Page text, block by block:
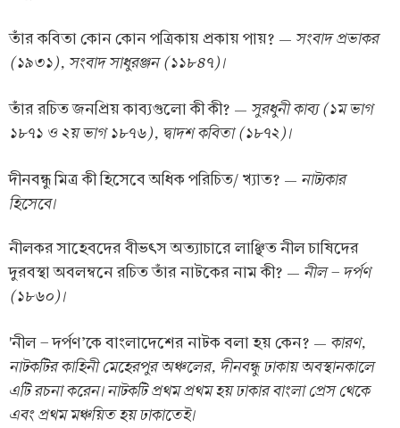
তাঁর কবিতা কোন কোন পত্রিকায় প্রকায় পায়? — সংবাদ প্রভাকর
(১৯৩১), সংবাদ সাধুরঞ্জন (১১৮৪৭)।
তাঁর রচিত জনপ্রিয় কাব্যগুলো কী কী? — সুরধুনী কাব্য (১ম ভাগ
১৮৭১ ও ২য় ভাগ ১৮৭৬), দ্বাদশ কবিতা (১৮৭২)।
দীনবন্ধু মিত্র কী হিসেবে অধিক পরিচিত/ খ্যাত? — নাট্যকার
হিসেবে।
নীলকর সাহেবদের বীভৎস অত্যাচারে লাঞ্ছিত নীল চাষিদের
দুরবস্থা অবলম্বনে রচিত তাঁর নাটকের নাম কী? — নীল - দর্পণ
(১৮৬০)।
'নীল - দর্পণ'কে বাংলাদেশের নাটক বলা হয় কেন? — কারণ,
নাটকটির কাহিনী মেহেরপুর অঞ্চলের, দীনবন্ধু ঢাকায় অবস্থানকালে
এটি রচনা করেন। নাটকটি প্রথম প্রথম হয় ঢাকার বাংলা প্রেস থেকে
এবং প্রথম মঞ্চয়িত হয় ঢাকাতেই।